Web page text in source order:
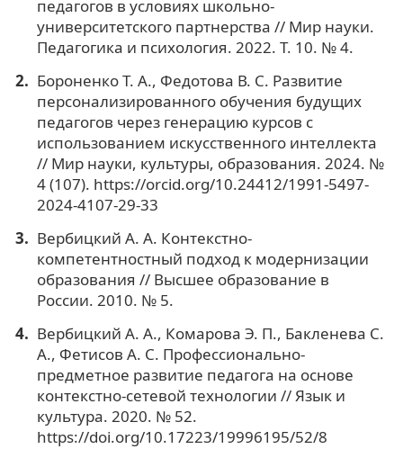
педагогов в условиях школьно-
университетского партнерства // Мир науки.
Педагогика и психология. 2022. Т. 10. № 4.
Бороненко Т. А., Федотова В. С. Развитие
персонализированного обучения будущих
педагогов через генерацию курсов с
использованием искусственного интеллекта
// Мир науки, культуры, образования. 2024. №
4 (107). https://orcid.org/10.24412/1991-5497-
2024-4107-29-33
Вербицкий А. А. Контекстно-
компетентностный подход к модернизации
образования // Высшее образование в
России. 2010. № 5.
Вербицкий А. А., Комарова Э. П., Бакленева С.
А., Фетисов А. С. Профессионально-
предметное развитие педагога на основе
контекстно-сетевой технологии // Язык и
культура. 2020. № 52.
https://doi.org/10.17223/19996195/52/8